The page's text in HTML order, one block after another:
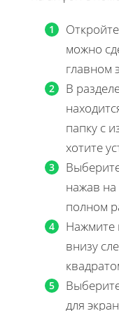
можно
главном
В
папку с
хотите
нажав на
полном
Нажмите
внизу
для